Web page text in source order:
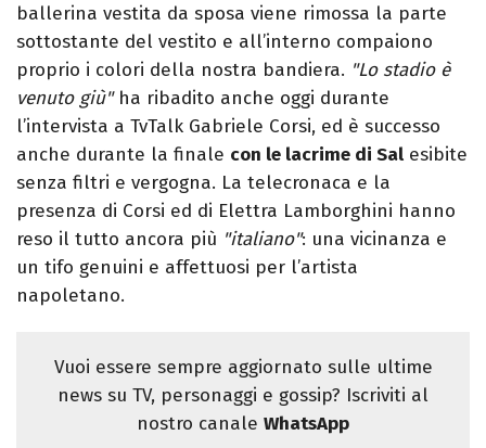
ballerina vestita da sposa viene rimossa la parte
sottostante del vestito e all’interno compaiono
proprio i colori della nostra bandiera. "Lo stadio è
venuto giù"ha ribadito anche oggi durante
l’intervista a TvTalk Gabriele Corsi, ed è successo
anche durante la finale con le lacrime di Sal esibite
senza filtri e vergogna. La telecronaca e la
presenza di Corsi ed di Elettra Lamborghini hanno
reso il tutto ancora più "italiano": una vicinanza e
un tifo genuini e affettuosi per l’artista
napoletano.
Vuoi essere sempre aggiornato sulle ultime
news su TV, personaggi e gossip? Iscriviti al
nostro canale WhatsApp